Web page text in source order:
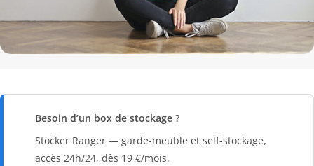
Besoin d’un box de stockage ?
Stocker Ranger — garde-meuble et self-stockage,
accès 24h/24, dès 19 €/mois.